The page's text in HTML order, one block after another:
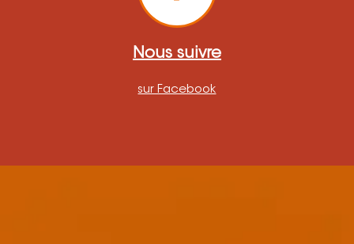
Nous suivre
sur Facebook